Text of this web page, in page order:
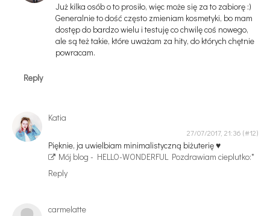
Już kilka osób o to prosiło, więc może się za to zabiorę :)
Generalnie to dość często zmieniam kosmetyki, bo mam
dostęp do bardzo wielu i testuję co chwilę coś nowego,
ale są też takie, które uważam za hity, do których chętnie
powracam.
Reply
Katia
27/07/2017, 21:36
Pięknie, ja uwielbiam minimalistyczną biżuterię ♥
Mój blog - HELLO-WONDERFUL Pozdrawiam cieplutko:*
Reply
carmelatte